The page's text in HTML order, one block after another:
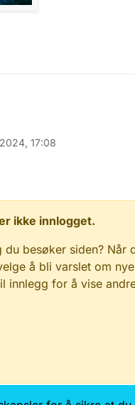
17:08
ikke innlogget.
besøker siden? Når
å bli varslet om
innlegg for å vise